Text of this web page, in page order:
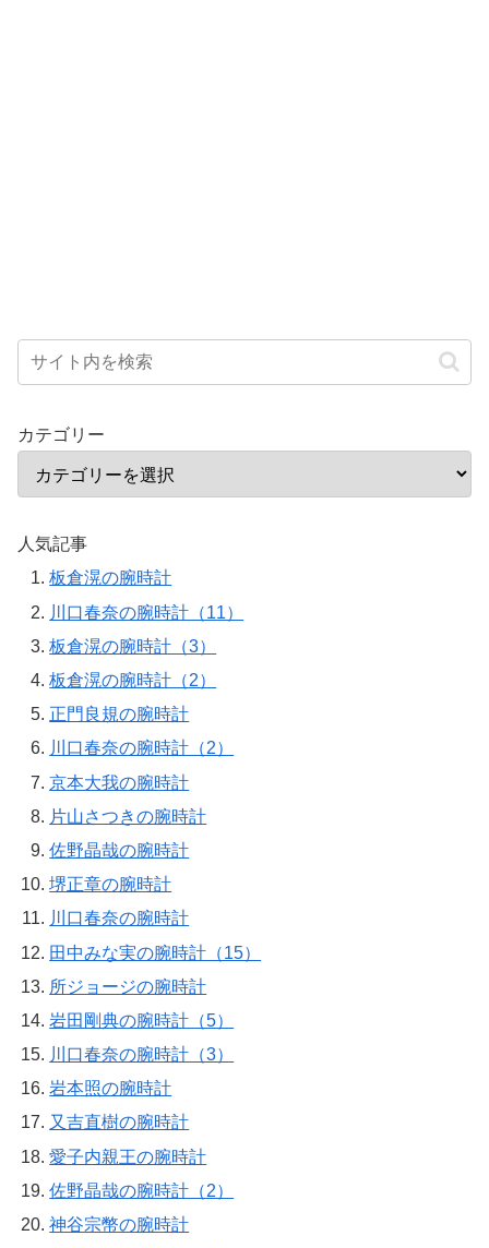
カテゴリー
人気記事
板倉滉の腕時計
川口春奈の腕時計（11）
板倉滉の腕時計（3）
板倉滉の腕時計（2）
正門良規の腕時計
川口春奈の腕時計（2）
京本大我の腕時計
片山さつきの腕時計
佐野晶哉の腕時計
堺正章の腕時計
川口春奈の腕時計
田中みな実の腕時計（15）
所ジョージの腕時計
岩田剛典の腕時計（5）
川口春奈の腕時計（3）
岩本照の腕時計
又吉直樹の腕時計
愛子内親王の腕時計
佐野晶哉の腕時計（2）
神谷宗幣の腕時計